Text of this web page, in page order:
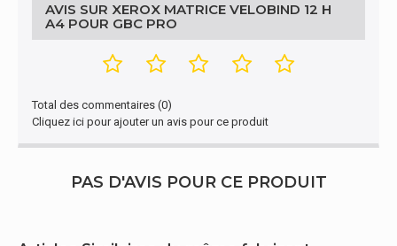
AVIS SUR XEROX MATRICE VELOBIND 12 H
A4 POUR GBC PRO
Total des commentaires (0)
Cliquez ici pour ajouter un avis pour ce produit
PAS D'AVIS POUR CE PRODUIT